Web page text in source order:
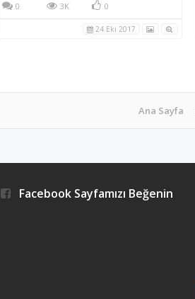
0 3K 0
24 Eki 2017
Ana Sayfa
Facebook Sayfamızı Beğenin